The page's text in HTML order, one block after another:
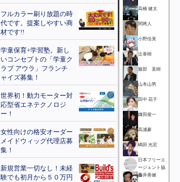
フルカラー刷り放題の時
代です。提案しやすい商
材です!!
学童保育+学習塾。新し
いコンセプトの「学童ク
ラブ アウラ」フランチ
ャイズ募集！
世界初！動力モーター対
応型省エネテクノロジ
ー！
女性向けの格安オーダー
メイドウィッグ代理店募
集！
新規営業一切なし！未経
験でも初月から５０万円
高橋 健太
関將人
小野佳美
辻泰樹
服部 直樹
山本山男
田中 花子
鎌田俊一
高浦豪
嶋田 光宏
日本フリーエ
ージェント協
会
藤井善健